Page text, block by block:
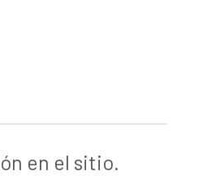
en el sitio.